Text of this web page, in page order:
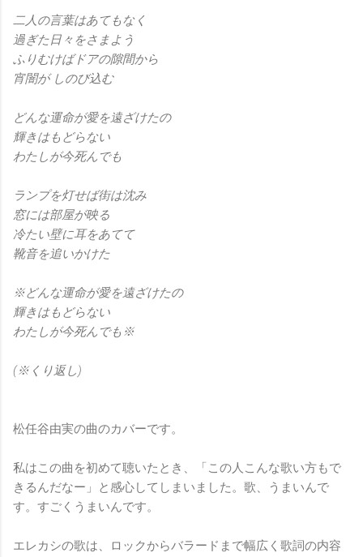
二人の言葉はあてもなく
過ぎた日々をさまよう
ふりむけばドアの隙間から
宵闇が しのび込む
どんな運命が愛を遠ざけたの
輝きはもどらない
わたしが今死んでも
ランプを灯せば街は沈み
窓には部屋が映る
冷たい壁に耳をあてて
靴音を追いかけた
※どんな運命が愛を遠ざけたの
輝きはもどらない
わたしが今死んでも※
(※くり返し)
松任谷由実の曲のカバーです。
私はこの曲を初めて聴いたとき、「この人こんな歌い方もで
きるんだなー」と感心してしまいました。歌、うまいんで
す。すごくうまいんです。
エレカシの歌は、ロックからバラードまで幅広く歌詞の内容